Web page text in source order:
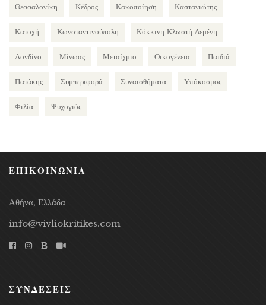
Θεσσαλονίκη Κέδρος Κακοποίηση Καστανιώτης
Κατοχή Κωνσταντινούπολη Κόκκινη Κλωστή Δεμένη
Λονδίνο Μίνωας Μεταίχμιο Οικογένεια Παιδιά
Πατάκης Συμπεριφορά Συναισθήματα Υπόκοσμος
Φιλία Ψυχογιός
ΕΠΙΚΟΙΝΩΝΙΑ
Αθήνα, Ελλάδα
info@vivliokritikes.com
ΣΥΝΔΕΣΕΙΣ